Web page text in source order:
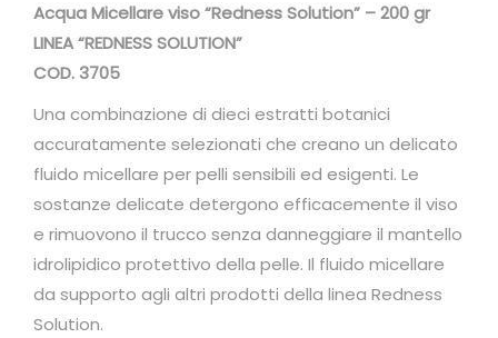
p
e
l
l
e
c
o
n
t
e
n
Acqua Micellare viso “Redness Solution” – 200 gr
LINEA “REDNESS SOLUTION”
COD. 3705
Una combinazione di dieci estratti botanici
accuratamente selezionati che creano un delicato
fluido micellare per pelli sensibili ed esigenti. Le
sostanze delicate detergono efficacemente il viso
e rimuovono il trucco senza danneggiare il mantello
idrolipidico protettivo della pelle. Il fluido micellare
da supporto agli altri prodotti della linea Redness
Solution.